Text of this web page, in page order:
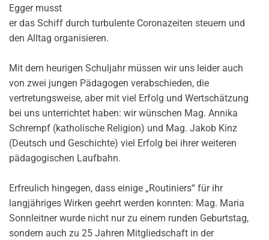
Egger musst
er das Schiff durch turbulente Coronazeiten steuern und
den Alltag organisieren.
Mit dem heurigen Schuljahr müssen wir uns leider auch
von zwei jungen Pädagogen verabschieden, die
vertretungsweise, aber mit viel Erfolg und Wertschätzung
bei uns unterrichtet haben: wir wünschen Mag. Annika
Schrempf (katholische Religion) und Mag. Jakob Kinz
(Deutsch und Geschichte) viel Erfolg bei ihrer weiteren
pädagogischen Laufbahn.
Erfreulich hingegen, dass einige „Routiniers“ für ihr
langjähriges Wirken geehrt werden konnten: Mag. Maria
Sonnleitner wurde nicht nur zu einem runden Geburtstag,
sondern auch zu 25 Jahren Mitgliedschaft in der